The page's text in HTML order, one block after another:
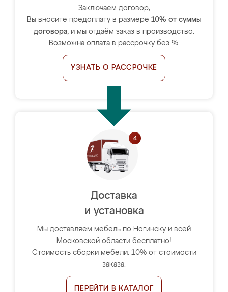
Заключаем договор,
Вы вносите предоплату в размере 10% от суммы
договора, и мы отдаём заказ в производство.
Возможна оплата в рассрочку без %.
УЗНАТЬ О РАССРОЧКЕ
Доставка
и установка
Мы доставляем мебель по Ногинску и всей
Московской области бесплатно!
Стоимость сборки мебели: 10% от стоимости
заказа.
ПЕРЕЙТИ В КАТАЛОГ